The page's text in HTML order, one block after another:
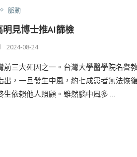
脈動
見博士推AI篩檢
2024-08-24
前三大死因之一。台灣大學醫學院名譽
出，一旦發生中風，約七成患者無法恢
生依賴他人照顧。雖然腦中風多 …